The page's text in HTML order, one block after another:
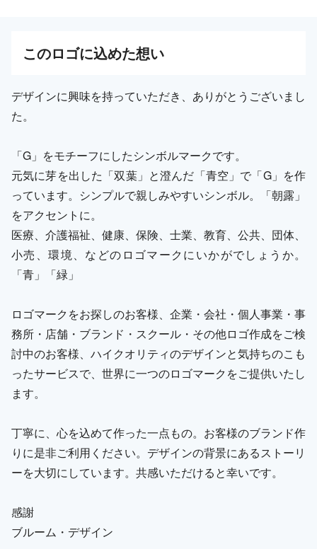
このロゴに込めた想い
デザインに興味を持っていただき、ありがとうございまし
た。
「G」をモチーフにしたシンボルマークです。
元気に芽を出した「双葉」と澄んだ「青空」で「G」を作
っています。シンプルで親しみやすいシンボル。「朝露」
をアクセントに。
医療、介護福祉、健康、保険、士業、教育、公共、団体、
小売、環境、などのロゴマークにいかがでしょうか。
「青」「緑」
ロゴマークをお探しのお客様、企業・会社・個人事業・事
務所・店舗・ブランド・スクール・その他ロゴ作成をご検
討中のお客様、ハイクオリティのデザインと気持ちのこも
ったサービスで、世界に一つのロゴマークをご提供いたし
ます。
丁寧に、心を込めて作った一点もの。お客様のブランド作
りに是非ご利用ください。デザインの背景にあるストーリ
ーを大切にしています。共感いただけると幸いです。
感謝
ブルーム・デザイン